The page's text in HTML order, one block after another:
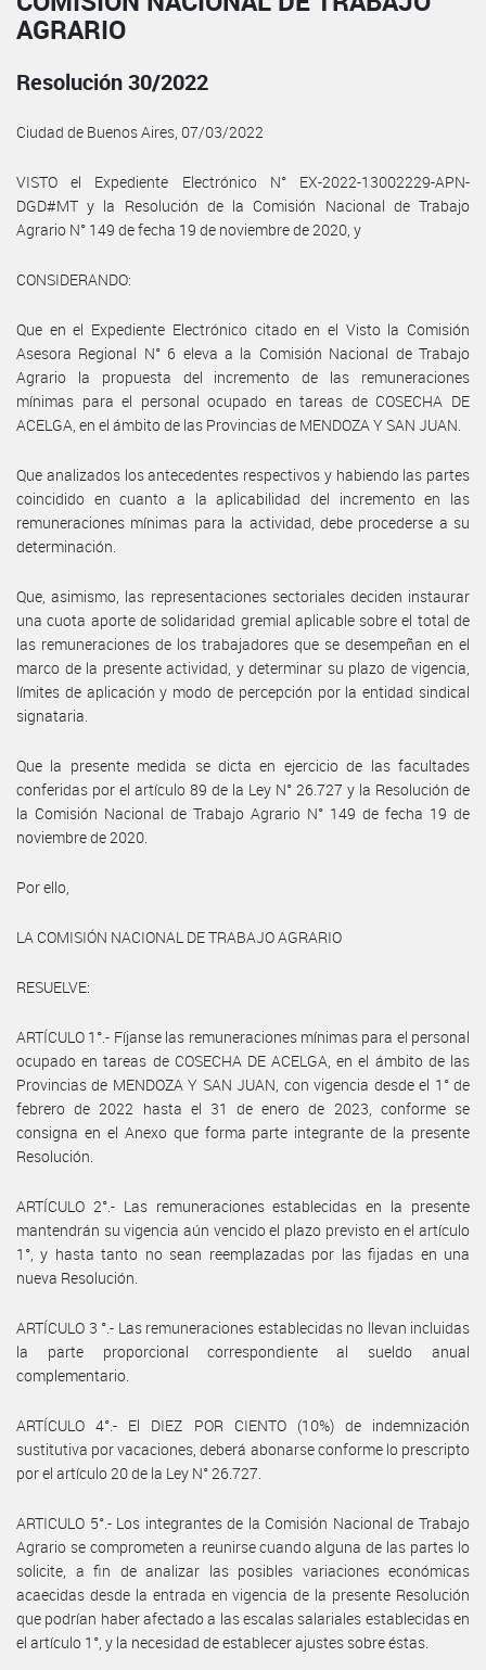
AGRARIO
Resolución 30/2022
Ciudad de Buenos Aires, 07/03/2022
VISTO el Expediente Electrónico N° EX-2022-13002229-APN-
DGD#MT y la Resolución de la Comisión Nacional de Trabajo
Agrario N° 149 de fecha 19 de noviembre de 2020, y
CONSIDERANDO:
Que en el Expediente Electrónico citado en el Visto la Comisión
Asesora Regional N° 6 eleva a la Comisión Nacional de Trabajo
Agrario la propuesta del incremento de las remuneraciones
mínimas para el personal ocupado en tareas de COSECHA DE
ACELGA, en el ámbito de las Provincias de MENDOZA Y SAN JUAN.
Que analizados los antecedentes respectivos y habiendo las partes
coincidido en cuanto a la aplicabilidad del incremento en las
remuneraciones mínimas para la actividad, debe procederse a su
determinación.
Que, asimismo, las representaciones sectoriales deciden instaurar
una cuota aporte de solidaridad gremial aplicable sobre el total de
las remuneraciones de los trabajadores que se desempeñan en el
marco de la presente actividad, y determinar su plazo de vigencia,
límites de aplicación y modo de percepción por la entidad sindical
signataria.
Que la presente medida se dicta en ejercicio de las facultades
conferidas por el artículo 89 de la Ley N° 26.727 y la Resolución de
la Comisión Nacional de Trabajo Agrario N° 149 de fecha 19 de
noviembre de 2020.
Por ello,
LA COMISIÓN NACIONAL DE TRABAJO AGRARIO
RESUELVE:
ARTÍCULO 1°.- Fíjanse las remuneraciones mínimas para el personal
ocupado en tareas de COSECHA DE ACELGA, en el ámbito de las
Provincias de MENDOZA Y SAN JUAN, con vigencia desde el 1° de
febrero de 2022 hasta el 31 de enero de 2023, conforme se
consigna en el Anexo que forma parte integrante de la presente
Resolución.
ARTÍCULO 2°.- Las remuneraciones establecidas en la presente
mantendrán su vigencia aún vencido el plazo previsto en el artículo
1°, y hasta tanto no sean reemplazadas por las fijadas en una
nueva Resolución.
ARTÍCULO 3 °.- Las remuneraciones establecidas no llevan incluidas
la parte proporcional correspondiente al sueldo anual
complementario.
ARTÍCULO 4°.- El DIEZ POR CIENTO (10%) de indemnización
sustitutiva por vacaciones, deberá abonarse conforme lo prescripto
por el artículo 20 de la Ley N° 26.727.
ARTICULO 5°.- Los integrantes de la Comisión Nacional de Trabajo
Agrario se comprometen a reunirse cuando alguna de las partes lo
solicite, a fin de analizar las posibles variaciones económicas
acaecidas desde la entrada en vigencia de la presente Resolución
que podrían haber afectado a las escalas salariales establecidas en
el artículo 1°, y la necesidad de establecer ajustes sobre éstas.